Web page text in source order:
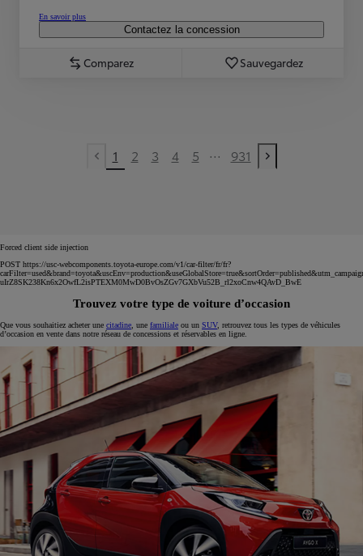
En savoir plus
Contactez la concession
Comparez Sauvegardez
Previous page
1 2 3 4 5 ... 931
Next page
Forced client side injection
POST https://usc-webcomponents.toyota-europe.com/v1/car-filter/fr/fr?
uIrZ8SK238Kn6x2OwfL2isPTEXM0MwD0BvOsZGv7GXbVu52B_rl2xoCnw4QAvD_BwE
Trouvez votre type de voiture d’occasion
Que vous souhaitiez acheter une citadine , une familiale ou un SUV, retrouvez tous les types de véhicules
d’occasion en vente dans notre réseau de concessions et réservables en ligne.